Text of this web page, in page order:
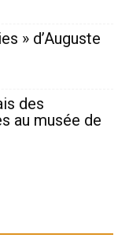
» d’Auguste
des
au musée de